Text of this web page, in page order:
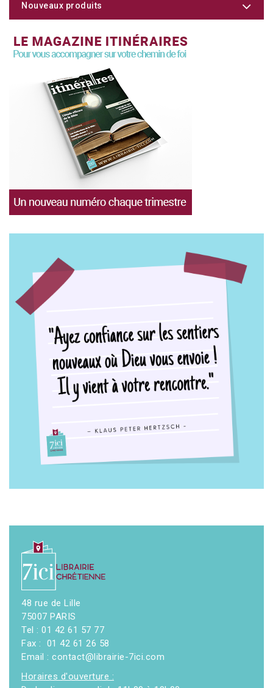
Nouveaux produits
48 rue de Lille
75007 PARIS
Tel : 01 42 61 57 77
Fax : 01 42 61 26 58
Email : contact@librairie-7ici.com
Horaires d'ouverture :